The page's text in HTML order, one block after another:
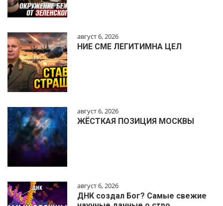
август 6, 2026
НИЕ СМЕ ЛЕГИТИМНА ЦЕЛ
август 6, 2026
ЖЁСТКАЯ ПОЗИЦИЯ МОСКВЫ
август 6, 2026
ДНК создал Бог? Самые свежие